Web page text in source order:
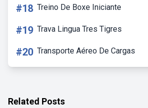
#18 Treino De Boxe Iniciante
#19 Trava Lingua Tres Tigres
#20 Transporte Aéreo De Cargas
Related Posts